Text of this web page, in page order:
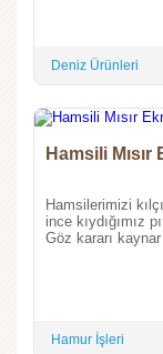
Deniz Ürünleri
Hamsili Mısır
Hamsilerimizi
ince kıydığımız
Göz kararı
Hamur İşleri